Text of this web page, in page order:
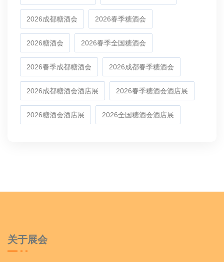
2026成都糖酒会 2026春季糖酒会
2026糖酒会 2026春季全国糖酒会
2026春季成都糖酒会 2026成都春季糖酒会
2026成都糖酒会酒店展 2026春季糖酒会酒店展
2026糖酒会酒店展 2026全国糖酒会酒店展
关于展会